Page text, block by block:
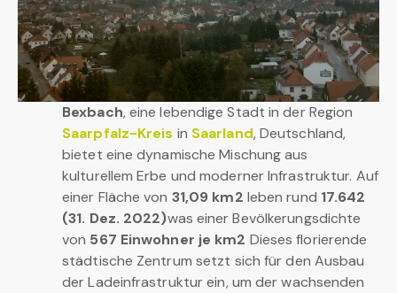
Bexbach, eine lebendige Stadt in der Region
Saarpfalz-Kreis in Saarland, Deutschland,
bietet eine dynamische Mischung aus
kulturellem Erbe und moderner Infrastruktur. Auf
einer Fläche von 31,09 km2 leben rund 17.642
(31. Dez. 2022)was einer Bevölkerungsdichte
von 567 Einwohner je km2 Dieses florierende
städtische Zentrum setzt sich für den Ausbau
der Ladeinfrastruktur ein, um der wachsenden